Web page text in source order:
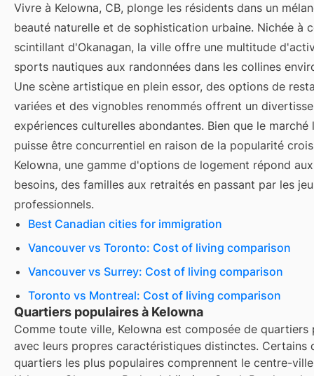
Vivre à Kelowna, CB, plonge les résidents dans un
beauté naturelle et de sophistication urbaine. Nichée à
scintillant d'Okanagan, la ville offre une multitude
sports nautiques aux randonnées dans les collines
Une scène artistique en plein essor, des options de
variées et des vignobles renommés offrent un
expériences culturelles abondantes. Bien que le marché
puisse être concurrentiel en raison de la popularité
Kelowna, une gamme d'options de logement répond
besoins, des familles aux retraités en passant par les
professionnels.
Best Canadian cities for immigration
Vancouver vs Toronto: Cost of living comparison
Vancouver vs Surrey: Cost of living comparison
Toronto vs Montreal: Cost of living comparison
Quartiers populaires à Kelowna
Comme toute ville, Kelowna est composée de quartiers
avec leurs propres caractéristiques distinctes. Certains
quartiers les plus populaires comprennent le centre-